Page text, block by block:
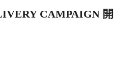
CAMPAIGN 開